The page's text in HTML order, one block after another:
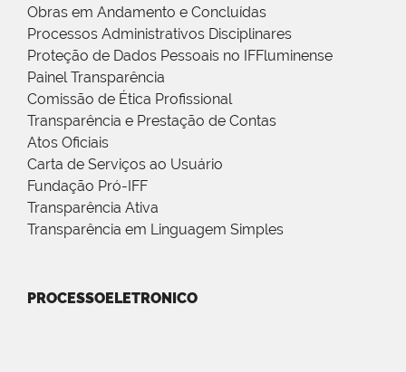
Obras em Andamento e Concluídas
Processos Administrativos Disciplinares
Proteção de Dados Pessoais no IFFluminense
Painel Transparência
Comissão de Ética Profissional
Transparência e Prestação de Contas
Atos Oficiais
Carta de Serviços ao Usuário
Fundação Pró-IFF
Transparência Ativa
Transparência em Linguagem Simples
PROCESSOELETRONICO